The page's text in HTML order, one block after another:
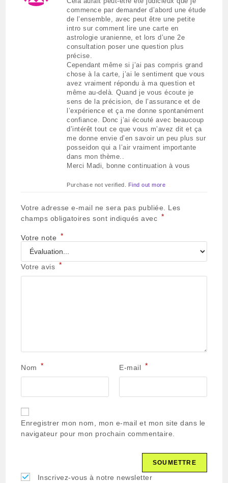
5
commence par demander d’abord une étude
de l’ensemble, avec peut être une petite
intro sur comment lire une carte en
astrologie uranienne, et lors d’une 2e
consultation poser une question plus
précise.
Cependant même si j’ai pas compris grand
chose à la carte, j’ai le sentiment que vous
avez vraiment répondu à ma question et
même au-delà. Quand je vous écoute je
sens de la précision, de l’assurance et de
l’expérience et ça me donne spontanément
confiance. Donc j’ai écouté avec beaucoup
d’intérêt tout ce que vous m’avez dit et ça
me donne envie d’en savoir un peu plus sur
posseidon qui a l’air vraiment importante
dans mon thème..
Merci Madi, bonne continuation à vous
Purchase not verified. Find out more
Votre adresse e-mail ne sera pas publiée.
Les
champs obligatoires sont indiqués avec *
Votre note *
Votre avis *
Nom * E-mail *
Enregistrer mon nom, mon e-mail et mon site dans le
navigateur pour mon prochain commentaire.
Inscrivez-vous à notre newsletter